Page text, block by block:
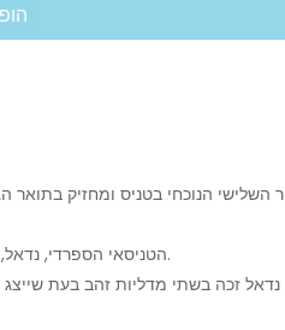
הטניסאי הספרדי, נדאל, צפוי להרוויח 16.3 מיליון דולר בזכייה בשני תארים בגרנד סלאם.
זכה בשתי מדליות זהב בעת